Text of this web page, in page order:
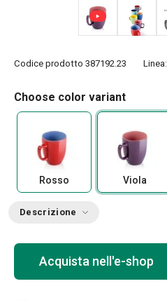
Codice prodotto 387192.23 Linea:
Choose color variant
Rosso Viola
Descrizione
Acquista nell'e-shop